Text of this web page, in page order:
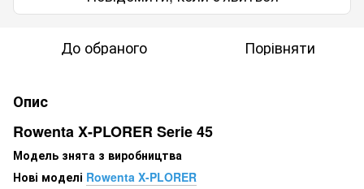
До обраного Порівняти
Опис
Rowenta X-PLORER Serie 45
Модель знята з виробництва
Нові моделі Rowenta X-PLORER